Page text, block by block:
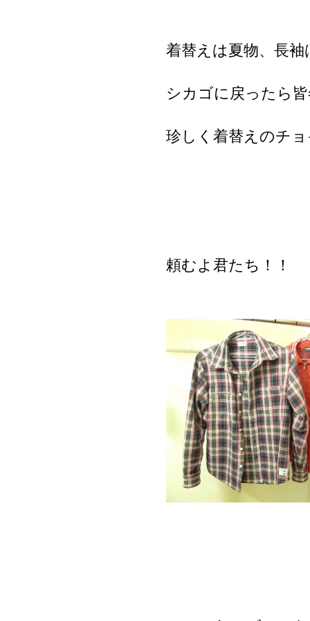
着替えは夏物、長
シカゴに戻ったら
珍しく着替えのチ
頼むよ君たち！！